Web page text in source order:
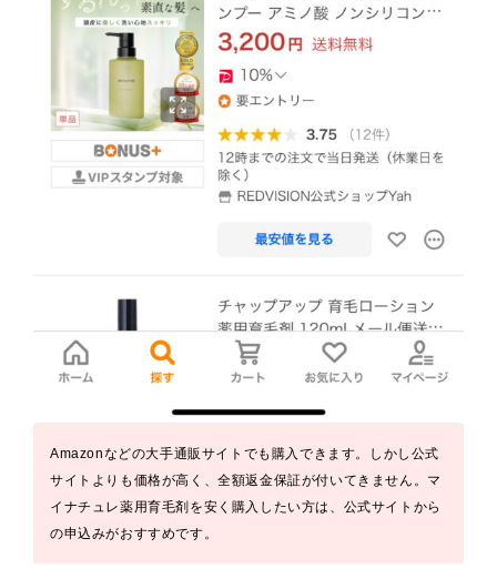
Amazonなどの大手通販サイトでも購入できます。しかし公式
サイトよりも価格が高く、全額返金保証が付いてきません。マ
イナチュレ薬用育毛剤を安く購入したい方は、公式サイトから
の申込みがおすすめです。